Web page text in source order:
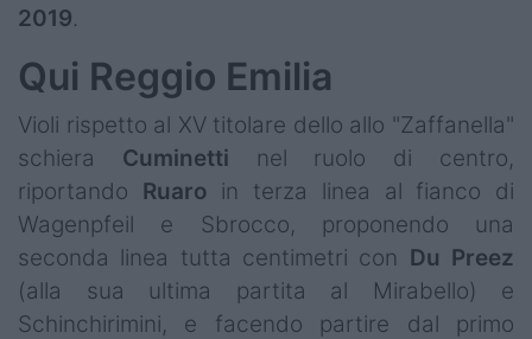
2019.
Qui Reggio Emilia
Violi rispetto al XV titolare dello allo "Zaffanella"
schiera Cuminetti nel ruolo di centro,
riportando Ruaro in terza linea al fianco di
Wagenpfeil e Sbrocco, proponendo una
seconda linea tutta centimetri con Du Preez
(alla sua ultima partita al Mirabello) e
Schinchirimini, e facendo partire dal primo